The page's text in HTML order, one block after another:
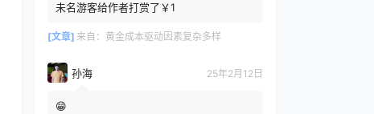
未名游客给作者打赏了￥1
[文章] 来自： 黄金成本驱动因素复杂多样
孙海 25年2月12日
😁